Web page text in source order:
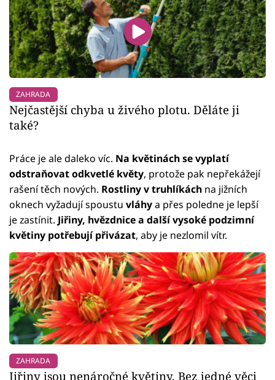
ZAHRADA
Nejčastější chyba u živého plotu. Děláte ji
také?
Práce je ale daleko víc. Na květinách se vyplatí
odstraňovat odkvetlé květy, protože pak nepřekážejí
rašení těch nových. Rostliny v truhlíkách na jižních
oknech vyžadují spoustu vláhya přes poledne je lepší
je zastínit. Jiřiny, hvězdnice a další vysoké podzimní
květiny potřebují přivázat, aby je nezlomil vítr.
ZAHRADA
Jiřiny jsou nenáročné květiny. Bez jedné věci